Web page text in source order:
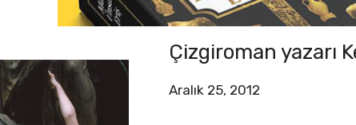
Çizgiroman yazarı
Aralık 25, 2012